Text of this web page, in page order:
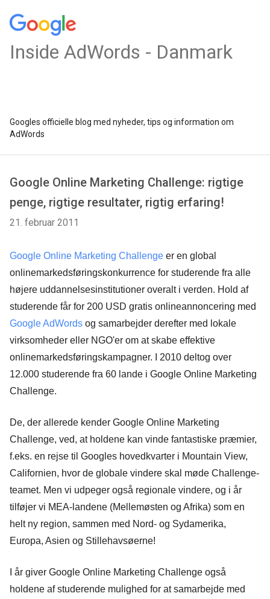
Inside AdWords - Danmark
Googles officielle blog med nyheder, tips og information om
AdWords
Google Online Marketing Challenge: rigtige
penge, rigtige resultater, rigtig erfaring!
21. februar 2011
Google Online Marketing Challenge er en global
onlinemarkedsføringskonkurrence for studerende fra alle
højere uddannelsesinstitutioner overalt i verden. Hold af
studerende får for 200 USD gratis onlineannoncering med
Google AdWords og samarbejder derefter med lokale
virksomheder eller NGO'er om at skabe effektive
onlinemarkedsføringskampagner. I 2010 deltog over
12.000 studerende fra 60 lande i Google Online Marketing
Challenge.
De, der allerede kender Google Online Marketing
Challenge, ved, at holdene kan vinde fantastiske præmier,
f.eks. en rejse til Googles hovedkvarter i Mountain View,
Californien, hvor de globale vindere skal møde Challenge-
teamet. Men vi udpeger også regionale vindere, og i år
tilføjer vi MEA-landene (Mellemøsten og Afrika) som en
helt ny region, sammen med Nord- og Sydamerika,
Europa, Asien og Stillehavsøerne!
I år giver Google Online Marketing Challenge også
holdene af studerende mulighed for at samarbejde med